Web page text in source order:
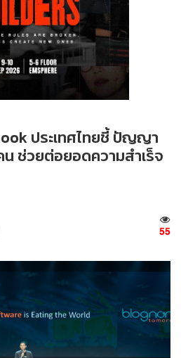
ประเทศไทยชี้ ปัญญา
ช่วยต่อยอดความสำเร็จ
55